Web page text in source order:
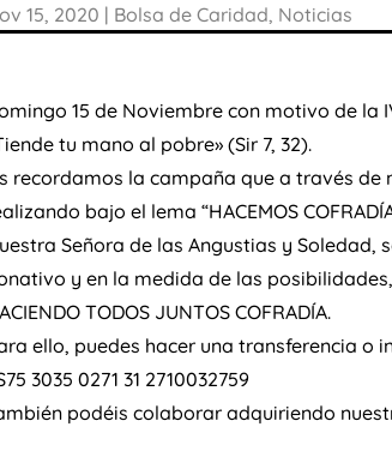
15, 2020 | Bolsa de Caridad, Noticias
15 de Noviembre con motivo de la
tu mano al pobre» (Sir 7, 32).
recordamos la campaña que a través
bajo el lema “HACEMOS
Señora de las Angustias y Soledad,
y en la medida de las
TODOS JUNTOS COFRADÍA.
ello, puedes hacer una transferencia o
3035 0271 31 2710032759
podéis colaborar adquiriendo